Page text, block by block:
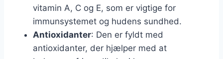
vitamin A, C og E, som er vigtige for
immunsystemet og hudens sundhed.
Antioxidanter: Den er fyldt med
antioxidanter, der hjælper med at